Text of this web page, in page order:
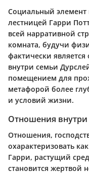
Социальный элемент
лестницей Гарри
всей нарративной
комната, будучи
фактически
внутри семьи
помещением для
метафорой более
и условий жизни.
Отношения
Отношения,
охарактеризовать
Гарри, растущий
становится жертвой